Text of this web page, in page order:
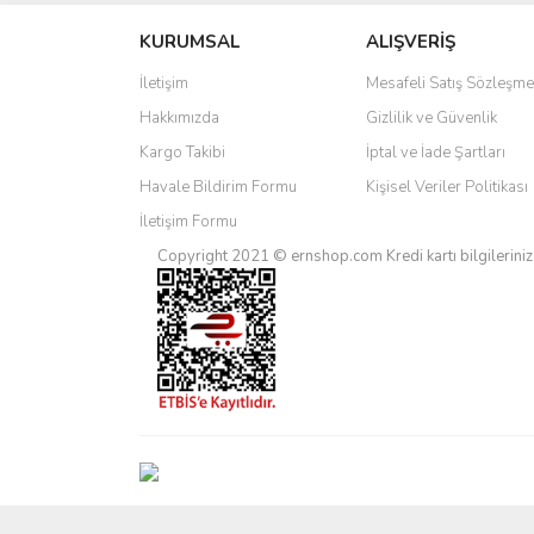
KURUMSAL
İletişim
Hakkımızda
Kargo Takibi
Havale Bildirim Formu
İletişim Formu
ALIŞVERİŞ
Mesafeli Satış
Gizlilik ve Güvenlik
İptal ve İade Şartları
Kişisel Veriler Politikası
Copyright 2021 © ernshop.com Kredi kartı